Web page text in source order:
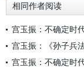
相同作者阅读
宫玉振：不确定时
宫玉振：《孙子兵
宫玉振：不确定时